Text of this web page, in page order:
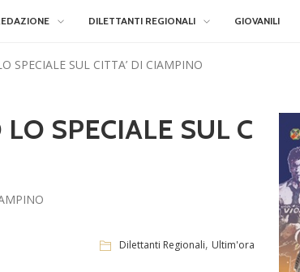
DILETTANTI REGIONALI GIOVANILI
SPECIALE SUL CITTA’ DI CIAMPINO
SPECIALE SUL C
Dilettanti Regionali, Ultim'ora